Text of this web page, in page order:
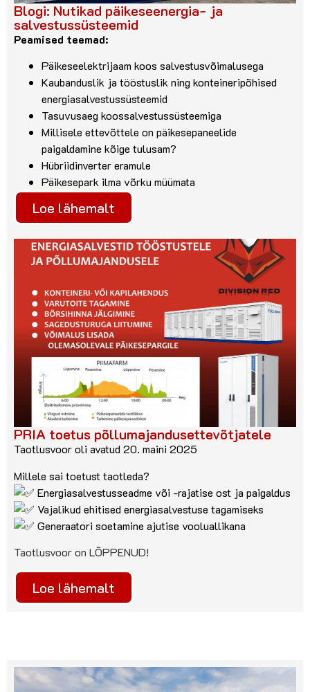
Blogi: Nutikad päikeseenergia- ja
salvestussüsteemid
Peamised teemad:
Päikeseelektrijaam koos salvestusvõimalusega
Kaubanduslik ja tööstuslik ning konteineripõhised
energiasalvestussüsteemid
Tasuvusaeg koossalvestussüsteemiga
Millisele ettevõttele on päikesepaneelide
paigaldamine kõige tulusam?
Hübriidinverter eramule
Päikesepark ilma võrku müümata
Loe lähemalt
PRIA toetus põllumajandusettevõtjatele
Taotlusvoor oli avatud 20. maini 2025
Millele sai toetust taotleda?
Energiasalvestusseadme või -rajatise ost ja paigaldus
Vajalikud ehitised energiasalvestuse tagamiseks
Generaatori soetamine ajutise vooluallikana
Taotlusvoor on LÕPPENUD!
Loe lähemalt